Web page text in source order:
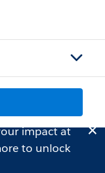
impact at
to unlock